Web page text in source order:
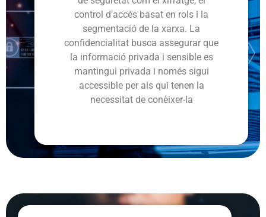
control d’accés basat en rols i la
segmentació de la xarxa. La
confidencialitat busca assegurar que
la informació privada i sensible es
mantingui privada i només sigui
accessible per als qui tenen la
necessitat de conèixer-la